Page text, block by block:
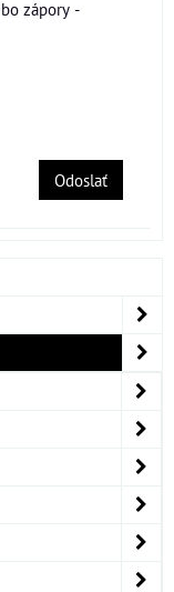
zápory -
Odoslať